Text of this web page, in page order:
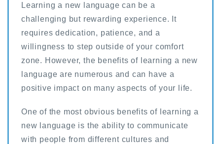
Learning a new language can be a
challenging but rewarding experience. It
requires dedication, patience, and a
willingness to step outside of your comfort
zone. However, the benefits of learning a new
language are numerous and can have a
positive impact on many aspects of your life.
One of the most obvious benefits of learning a
new language is the ability to communicate
with people from different cultures and